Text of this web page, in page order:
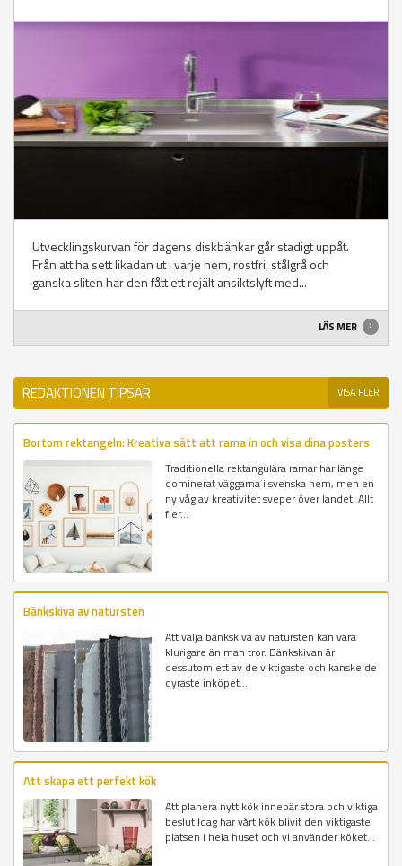
Utvecklingskurvan för dagens diskbänkar går stadigt uppåt.
Från att ha sett likadan ut i varje hem, rostfri, stålgrå och
ganska sliten har den fått ett rejält ansiktslyft med...
LÄS MER
REDAKTIONEN TIPSAR VISA FLER
Bortom rektangeln: Kreativa sätt att rama in och visa dina posters
Traditionella rektangulära ramar har länge
dominerat väggarna i svenska hem, men en
ny våg av kreativitet sveper över landet. Allt
fler...
Bänkskiva av natursten
Att välja bänkskiva av natursten kan vara
klurigare än man tror. Bänkskivan är
dessutom ett av de viktigaste och kanske de
dyraste inköpet...
Att skapa ett perfekt kök
Att planera nytt kök innebär stora och viktiga
beslut Idag har vårt kök blivit den viktigaste
platsen i hela huset och vi använder köket...